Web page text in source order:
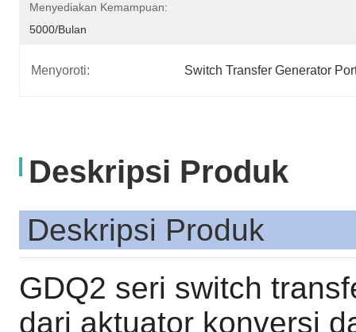
Menyediakan Kemampuan:
5000/bulan
Menyoroti: Switch Transfer Generator
Deskripsi Produk
Deskripsi Produk
GDQ2 seri switch
dari aktuator konversi